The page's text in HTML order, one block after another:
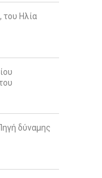
του Ηλία
δύναμης